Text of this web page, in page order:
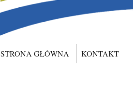
STRONA GŁÓWNA KONTAKT